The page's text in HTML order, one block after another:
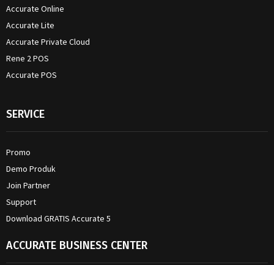
Accurate Online
Accurate Lite
Accurate Private Cloud
Rene 2 POS
Accurate POS
SERVICE
Promo
Demo Produk
Join Partner
Support
Download GRATIS Accurate 5
ACCURATE BUSINESS CENTER